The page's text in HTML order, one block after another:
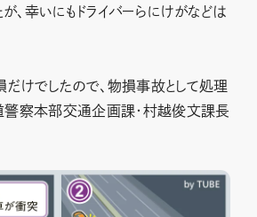
、幸いにもドライバーらにけがなどは
だけでしたので、物損事故として処理
道警察本部交通企画課・村越俊文課長